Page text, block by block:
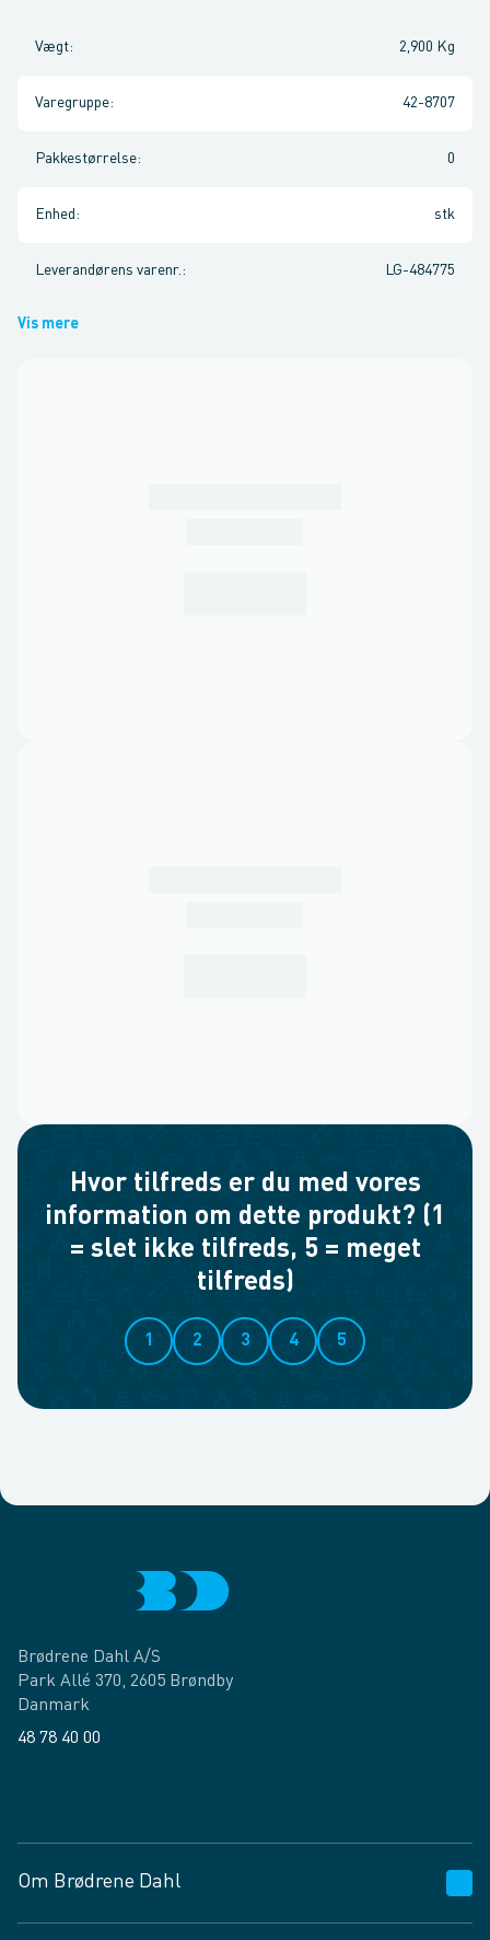
Vægt: 2,900 Kg
Varegruppe: 42-8707
Pakkestørrelse: 0
Enhed : stk
Leverandørens varenr. : LG-484775
Vis mere
Hvor tilfreds er du med vores
information om dette produkt? (1
= slet ikke tilfreds, 5 = meget
tilfreds)
1 2 3 4 5
Brødrene Dahl A/S
Park Allé 370, 2605 Brøndby
Danmark
48 78 40 00
Om Brødrene Dahl